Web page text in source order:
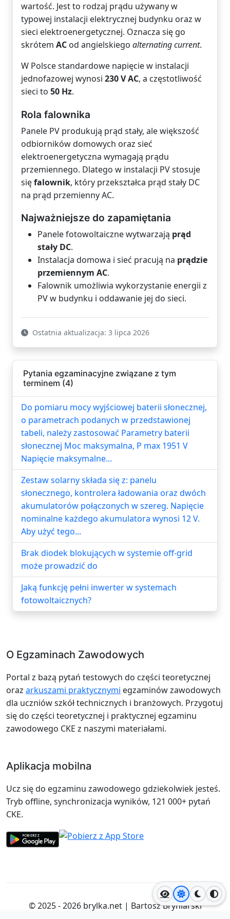
Jasny motyw
Ciemny
wartość. Jest to rodzaj prądu używany w
typowej instalacji elektrycznej budynku oraz w
sieci elektroenergetycznej. Oznacza się go
skrótem AC od angielskiego alternating current.
W Polsce standardowe napięcie w instalacji
jednofazowej wynosi 230 V AC, a częstotliwość
sieci to 50 Hz.
Rola falownika
Panele PV produkują prąd stały, ale większość
odbiorników domowych oraz sieć
elektroenergetyczna wymagają prądu
przemiennego. Dlatego w instalacji PV stosuje
sięfalownik, który przekształca prąd stały DC
na prąd przemienny AC.
Najważniejsze do zapamiętania
Panele fotowoltaiczne wytwarzają prąd
stały DC.
Instalacja domowa i sieć pracują na prądzie
przemiennym AC.
Falownik umożliwia wykorzystanie energii z
PV w budynku i oddawanie jej do sieci.
Ostatnia aktualizacja: 3 lipca 2026
Pytania egzaminacyjne związane z tym
terminem (4)
Do pomiaru mocy wyjściowej baterii słonecznej,
o parametrach podanych w przedstawionej
tabeli, należy zastosować Parametry baterii
słonecznej Moc maksymalna, P max 1951 V
Napięcie maksymalne...
Zestaw solarny składa się z: panelu
słonecznego, kontrolera ładowania oraz dwóch
akumulatorów połączonych w szereg. Napięcie
nominalne każdego akumulatora wynosi 12 V.
Aby użyć tego...
Brak diodek blokujących w systemie off-grid
może prowadzić do
Jaką funkcję pełni inwerter w systemach
fotowoltaicznych?
O Egzaminach Zawodowych
Portal z bazą pytań testowych do części teoretycznej
oraz arkuszami praktycznymi egzaminów zawodowych
dla uczniów szkół technicznych i branżowych. Przygotuj
się do części teoretycznej i praktycznej egzaminu
zawodowego CKE z naszymi materiałami.
Aplikacja mobilna
Ucz się do egzaminu zawodowego gdziekolwiek jesteś.
Tryb offline, synchronizacja wyników, 121 000+ pytań
CKE.
© 2025 - 2026 brylka.net| Bartosz Bryniarski